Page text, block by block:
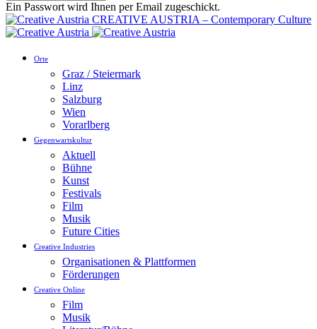
Ein Passwort wird Ihnen per Email zugeschickt.
CREATIVE AUSTRIA – Contemporary Culture
Orte
Graz / Steiermark
Linz
Salzburg
Wien
Vorarlberg
Gegenwartskultur
Aktuell
Bühne
Kunst
Festivals
Film
Musik
Future Cities
Creative Industries
Organisationen & Plattformen
Förderungen
Creative Online
Film
Musik